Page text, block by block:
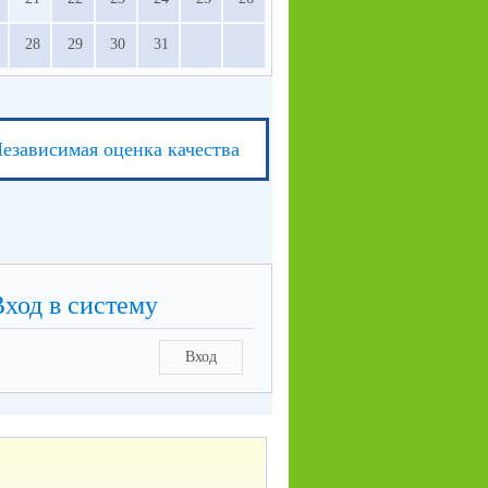
28 29 30 31
оценка качества
в систему
Вход